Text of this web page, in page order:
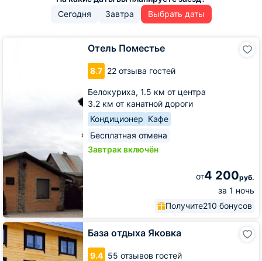
Сегодня Завтра Выбрать даты
Отель Поместье
8.7 22 отзыва гостей
Белокуриха, 1.5 км от центра
3.2 км от канатной дороги
Кондиционер Кафе
Бесплатная отмена
Завтрак включён
от4 200руб.
за 1 ночь
Получите210 бонусов
База отдыха Яковка
9.4 55 отзывов гостей
База
отдыха
Яковка